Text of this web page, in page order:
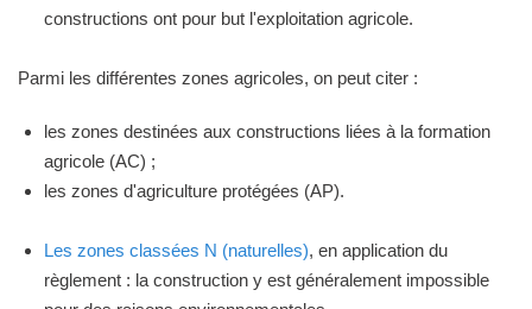
constructions ont pour but l'exploitation agricole.
Parmi les différentes zones agricoles, on peut citer :
les zones destinées aux constructions liées à la formation
agricole (AC) ;
les zones d'agriculture protégées (AP).
Les zones classées N (naturelles), en application du
règlement : la construction y est généralement impossible